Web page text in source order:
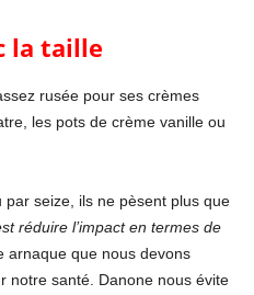
la taille
rusée pour ses crèmes
les pots de crème vanille ou
seize, ils ne pèsent plus que
réduire l’impact en termes de
arnaque que nous devons
notre santé. Danone nous évite